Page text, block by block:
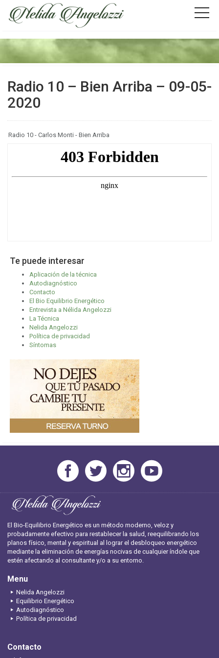
Radio 10 – Bien Arriba – 09-05-
2020
Radio 10 - Carlos Monti - Bien Arriba
Te puede interesar
Aplicación de la técnica
Autodiagnóstico
Contacto
El Bio Equilibrio Energético
Entrevista a Nélida Angelozzi
La Técnica
Nelida Angelozzi
Política de privacidad
Síntomas
El Bio-Equilibrio Energético es un método moderno, veloz y
probadamente efectivo para restablecer la salud, reequilibrando los
planos físico, mental y espiritual al lograr el desbloqueo energético
mediante la eliminación de energías nocivas de cualquier índole que
estén afectando al consultante y/o a su entorno.
Menu
Nelida Angelozzi
Equilibrio Energético
Autodiagnóstico
Política de privacidad
Contacto